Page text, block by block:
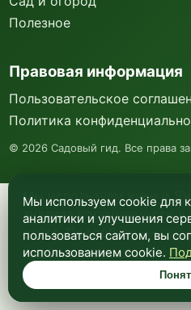
Мы используем куки и
анализа посещаемости и
сайта. Подробнее —в
конфиденциальности.
Полезное
Правовая информация
Пользовательское
Политика
© 2026 Садовый гид. Все права
Мы используем cookie для
аналитики и улучшения
пользоваться сайтом, вы
использованием cookie.